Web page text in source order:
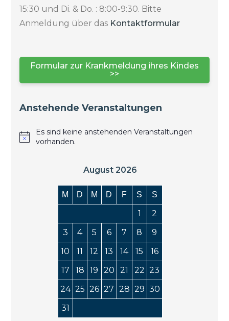
15:30 und Di. & Do. : 8:00-9:30. Bitte
Anmeldung über das Kontaktformular
Formular zur Krankmeldung ihres Kindes
>>
Anstehende Veranstaltungen
Es sind keine anstehenden Veranstaltungen
vorhanden.
August 2026
M D M D F S S
1
2
3
4 5 6 7 8
9
10
11 12 13 14 15
16
17
18 19 20 21 22 23
24 25 26 27 28 29 30
31